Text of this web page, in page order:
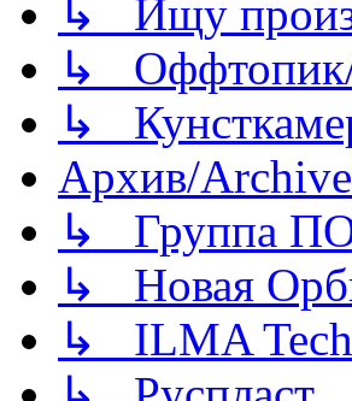
↳ Ищу
↳
↳
Архив/Archive
↳ Группа
↳ Новая
↳ ILMA